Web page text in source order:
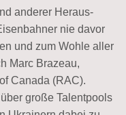
anderer Heraus­
nie davor
und zum Wohle aller
Marc Brazeau,
Canada (RAC).
große Talentpools